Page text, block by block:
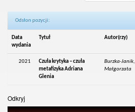
Odsłon pozycji:
Data
wydania
Tytuł Autor(rzy)
2021
Czuła krytyka – czuła
metafizyka Adriana
Glenia
Burzka-Janik,
Małgorzata
Odkryj